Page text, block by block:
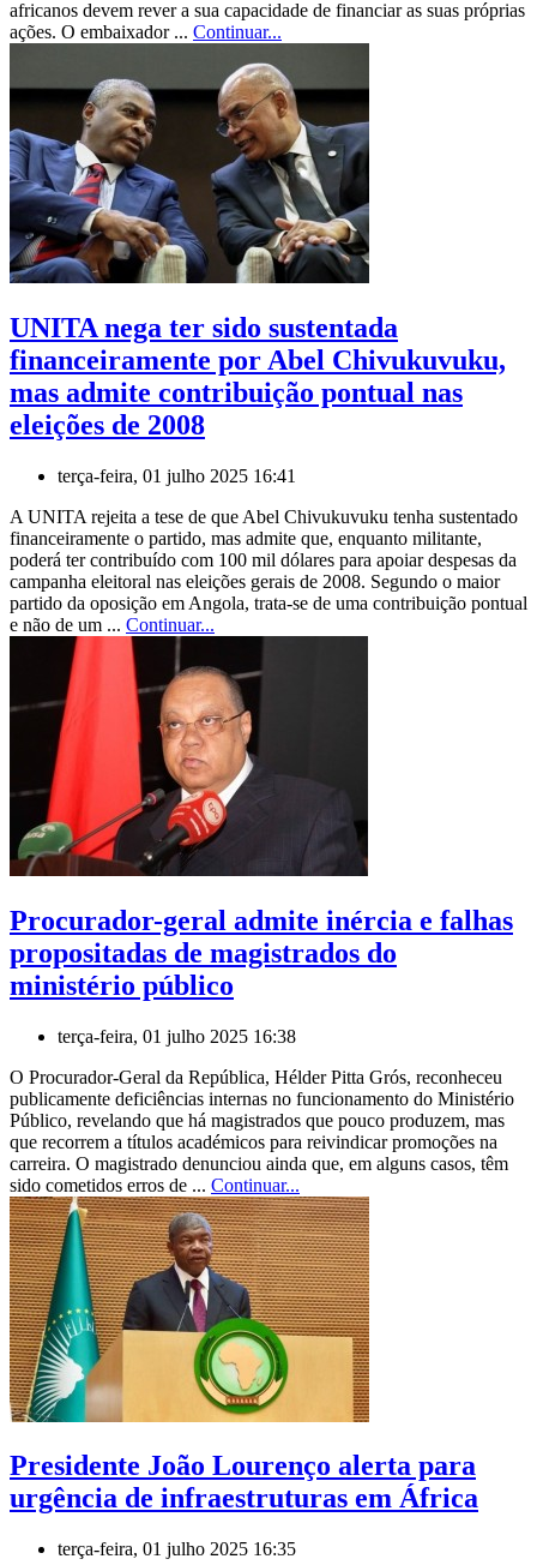
africanos devem rever a sua capacidade de financiar as suas próprias
ações. O embaixador ... Continuar...
UNITA nega ter sido sustentada
financeiramente por Abel Chivukuvuku,
mas admite contribuição pontual nas
eleições de 2008
terça-feira, 01 julho 2025 16:41
A UNITA rejeita a tese de que Abel Chivukuvuku tenha sustentado
financeiramente o partido, mas admite que, enquanto militante,
poderá ter contribuído com 100 mil dólares para apoiar despesas da
campanha eleitoral nas eleições gerais de 2008. Segundo o maior
partido da oposição em Angola, trata-se de uma contribuição pontual
e não de um ... Continuar...
Procurador-geral admite inércia e falhas
propositadas de magistrados do
ministério público
terça-feira, 01 julho 2025 16:38
O Procurador-Geral da República, Hélder Pitta Grós, reconheceu
publicamente deficiências internas no funcionamento do Ministério
Público, revelando que há magistrados que pouco produzem, mas
que recorrem a títulos académicos para reivindicar promoções na
carreira. O magistrado denunciou ainda que, em alguns casos, têm
sido cometidos erros de ... Continuar...
Presidente João Lourenço alerta para
urgência de infraestruturas em África
terça-feira, 01 julho 2025 16:35